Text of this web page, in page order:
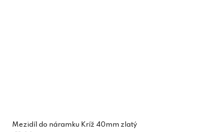
Mezidíl do náramku Kríž 40mm zlatý